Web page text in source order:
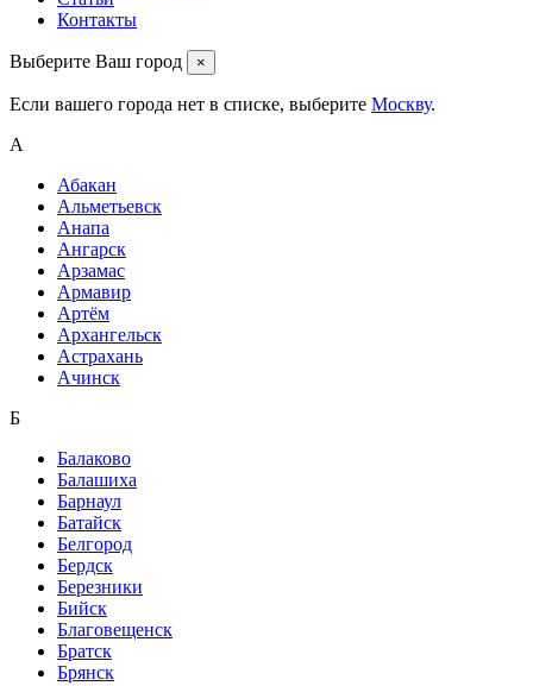
Контакты
Выберите Ваш город ×
Если вашего города нет в списке, выберите Москву.
А
Абакан
Альметьевск
Анапа
Ангарск
Арзамас
Армавир
Артём
Архангельск
Астрахань
Ачинск
Б
Балаково
Балашиха
Барнаул
Батайск
Белгород
Бердск
Березники
Бийск
Благовещенск
Братск
Брянск